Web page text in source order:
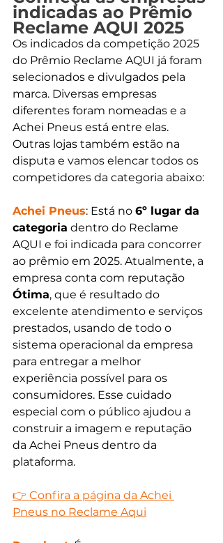
indicadas ao Prêmio
Reclame AQUI 2025
Os indicados da competição 2025
do Prêmio Reclame AQUI já foram
selecionados e divulgados pela
marca. Diversas empresas
diferentes foram nomeadas e a
Achei Pneus está entre elas.
Outras lojas também estão na
disputa e vamos elencar todos os
competidores da categoria abaixo:
Achei Pneus: Está no 6º lugar da
categoria dentro do Reclame
AQUI e foi indicada para concorrer
ao prêmio em 2025. Atualmente, a
empresa conta com reputação
Ótima, que é resultado do
excelente atendimento e serviços
prestados, usando de todo o
sistema operacional da empresa
para entregar a melhor
experiência possível para os
consumidores. Esse cuidado
especial com o público ajudou a
construir a imagem e reputação
da Achei Pneus dentro da
plataforma.
👉 Confira a página da Achei
Pneus no Reclame Aqui